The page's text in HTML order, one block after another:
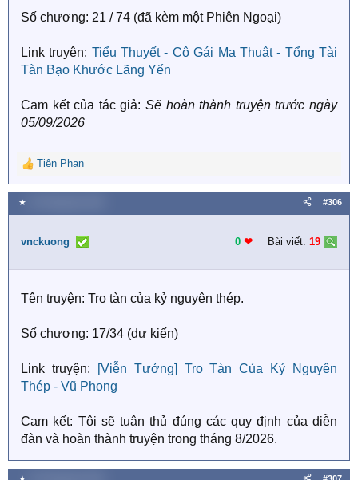
Số chương: 21 / 74 (đã kèm một Phiên Ngoại)
Link truyện: Tiểu Thuyết - Cô Gái Ma Thuật - Tổng Tài
Tàn Bạo Khước Lãng Yển
Cam kết của tác giả: Sẽ hoàn thành truyện trước ngày
05/09/2026
R
e
a
c
i
n
:
Tiên Phan
★ #306
vnckuong 0 ❤︎ Bài viết: 19
Tên truyện: Tro tàn của kỷ nguyên thép.
Số chương: 17/34 (dự kiến)
Link truyện:
[Viễn Tưởng] Tro Tàn Của Kỷ Nguyên
Thép - Vũ Phong
Cam kết: Tôi sẽ tuân thủ đúng các quy định của diễn
đàn và hoàn thành truyện trong tháng 8/2026.